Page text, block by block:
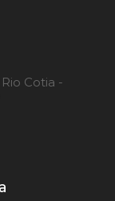
Cotia -